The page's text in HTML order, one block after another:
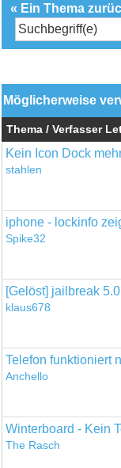
« Ein Thema
Möglicherweise
Thema / Verfasser
Kein Icon Dock
stahlen
iphone - lockinfo
Spike32
[Gelöst] jailbreak
klaus678
Telefon funktioniert
Anchello
Winterboard - Kein
The Rasch